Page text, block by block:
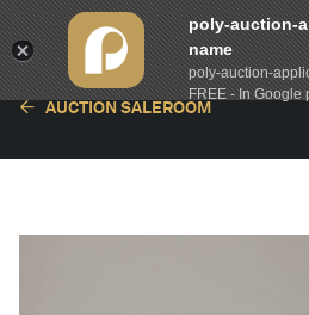
AUCTION SALEROOM
poly-auction-
name
poly-auction-
FREE - In Google